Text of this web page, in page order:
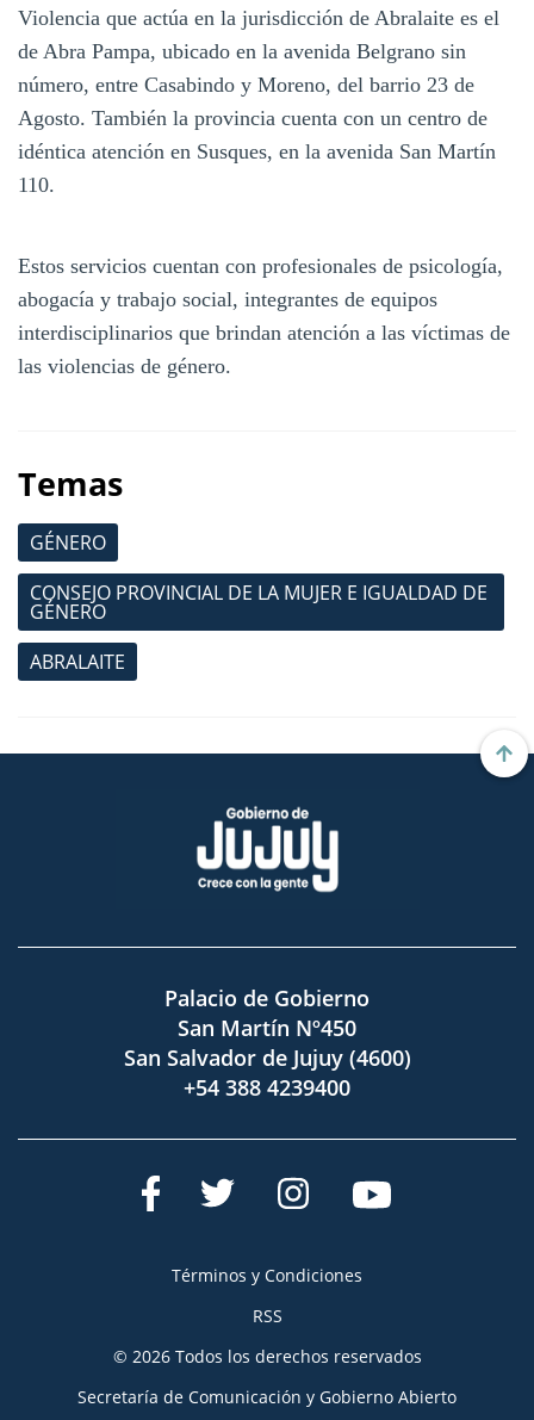
Violencia que actúa en la jurisdicción de Abralaite es el
de Abra Pampa, ubicado en la avenida Belgrano sin
número, entre Casabindo y Moreno, del barrio 23 de
Agosto. También la provincia cuenta con un centro de
idéntica atención en Susques, en la avenida San Martín
110.
Estos servicios cuentan con profesionales de psicología,
abogacía y trabajo social, integrantes de equipos
interdisciplinarios que brindan atención a las víctimas de
las violencias de género.
Temas
GÉNERO
CONSEJO PROVINCIAL DE LA MUJER E IGUALDAD DE
GÉNERO
ABRALAITE
Palacio de Gobierno
San Martín Nº450
San Salvador de Jujuy (4600)
+54 388 4239400
Términos y Condiciones
RSS
© 2026 Todos los derechos reservados
Secretaría de Comunicación y Gobierno Abierto